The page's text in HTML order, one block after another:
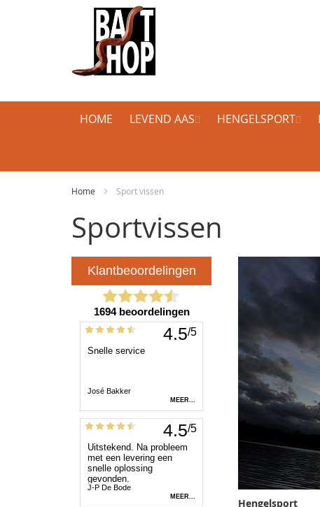
HOME LEVEND AAS HENGELSPORT
Home Sport vissen
Sportvissen
Hengelsport